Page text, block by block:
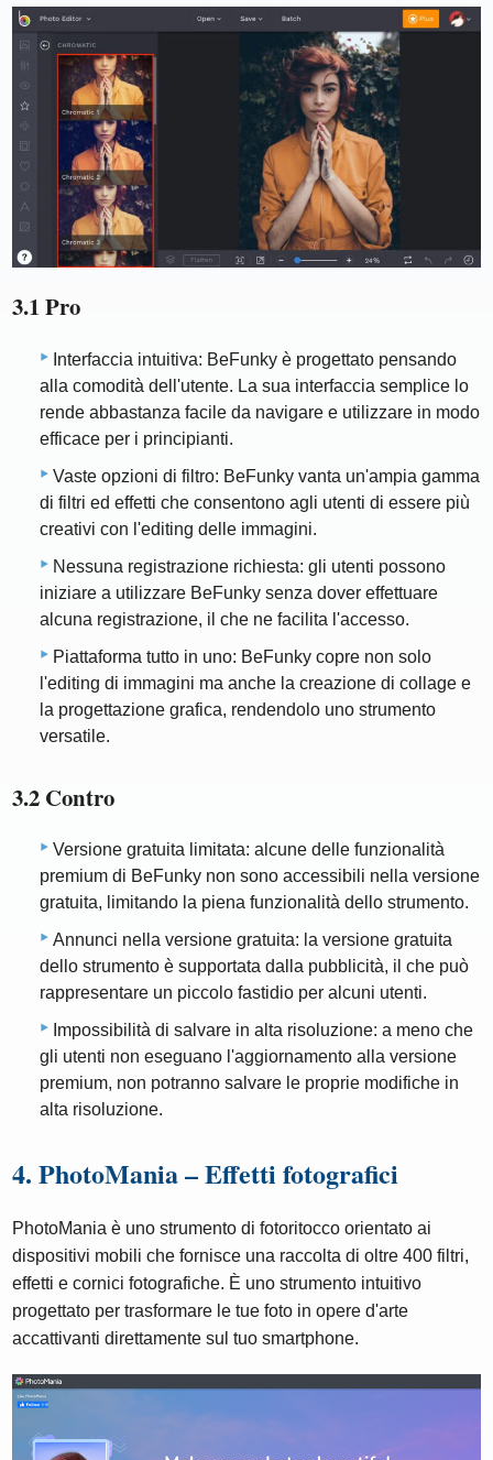
3.1 Pro
Interfaccia intuitiva: BeFunky è progettato pensando
alla comodità dell'utente. La sua interfaccia semplice lo
rende abbastanza facile da navigare e utilizzare in modo
efficace per i principianti.
Vaste opzioni di filtro: BeFunky vanta un'ampia gamma
di filtri ed effetti che consentono agli utenti di essere più
creativi con l'editing delle immagini.
Nessuna registrazione richiesta: gli utenti possono
iniziare a utilizzare BeFunky senza dover effettuare
alcuna registrazione, il che ne facilita l'accesso.
Piattaforma tutto in uno: BeFunky copre non solo
l'editing di immagini ma anche la creazione di collage e
la progettazione grafica, rendendolo uno strumento
versatile.
3.2 Contro
Versione gratuita limitata: alcune delle funzionalità
premium di BeFunky non sono accessibili nella versione
gratuita, limitando la piena funzionalità dello strumento.
Annunci nella versione gratuita: la versione gratuita
dello strumento è supportata dalla pubblicità, il che può
rappresentare un piccolo fastidio per alcuni utenti.
Impossibilità di salvare in alta risoluzione: a meno che
gli utenti non eseguano l'aggiornamento alla versione
premium, non potranno salvare le proprie modifiche in
alta risoluzione.
4. PhotoMania – Effetti fotografici
PhotoMania è uno strumento di fotoritocco orientato ai
dispositivi mobili che fornisce una raccolta di oltre 400 filtri,
effetti e cornici fotografiche. È uno strumento intuitivo
progettato per trasformare le tue foto in opere d'arte
accattivanti direttamente sul tuo smartphone.